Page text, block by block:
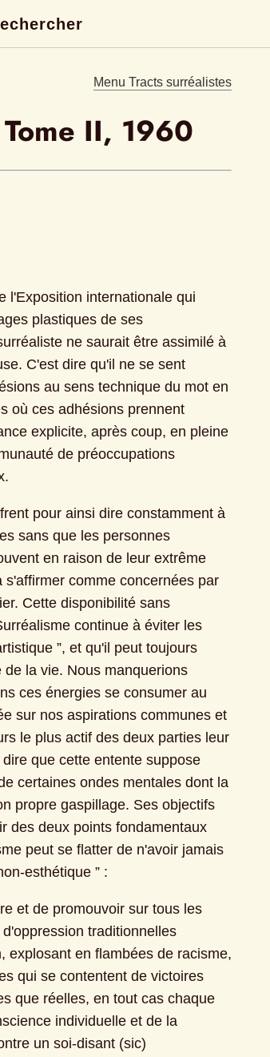
Menu Tracts surréalistes
II, 1960
l'Exposition internationale qui
plastiques de ses
ne saurait être assimilé à
C'est dire qu'il ne se sent
au sens technique du mot en
où ces adhésions prennent
explicite, après coup, en pleine
de préoccupations
pour ainsi dire constamment à
sans que les personnes
en raison de leur extrême
comme concernées par
Cette disponibilité sans
continue à éviter les
”, et qu'il peut toujours
la vie. Nous manquerions
ces énergies se consumer au
sur nos aspirations communes et
le plus actif des deux parties leur
que cette entente suppose
certaines ondes mentales dont la
propre gaspillage. Ses objectifs
des deux points fondamentaux
peut se flatter de n'avoir jamais
esthétique ” :
et de promouvoir sur tous les
traditionnelles
explosant en flambées de racisme,
qui se contentent de victoires
que réelles, en tout cas chaque
individuelle et de la
un soi-disant (sic)